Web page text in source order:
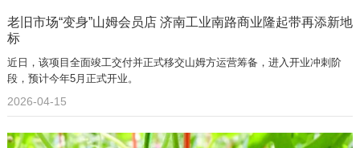
老旧市场“变身”山姆会员店 济南工业南路商业隆起带再添新地
标
近日，该项目全面竣工交付并正式移交山姆方运营筹备，进入开业冲刺阶
段，预计今年5月正式开业。
2026-04-15